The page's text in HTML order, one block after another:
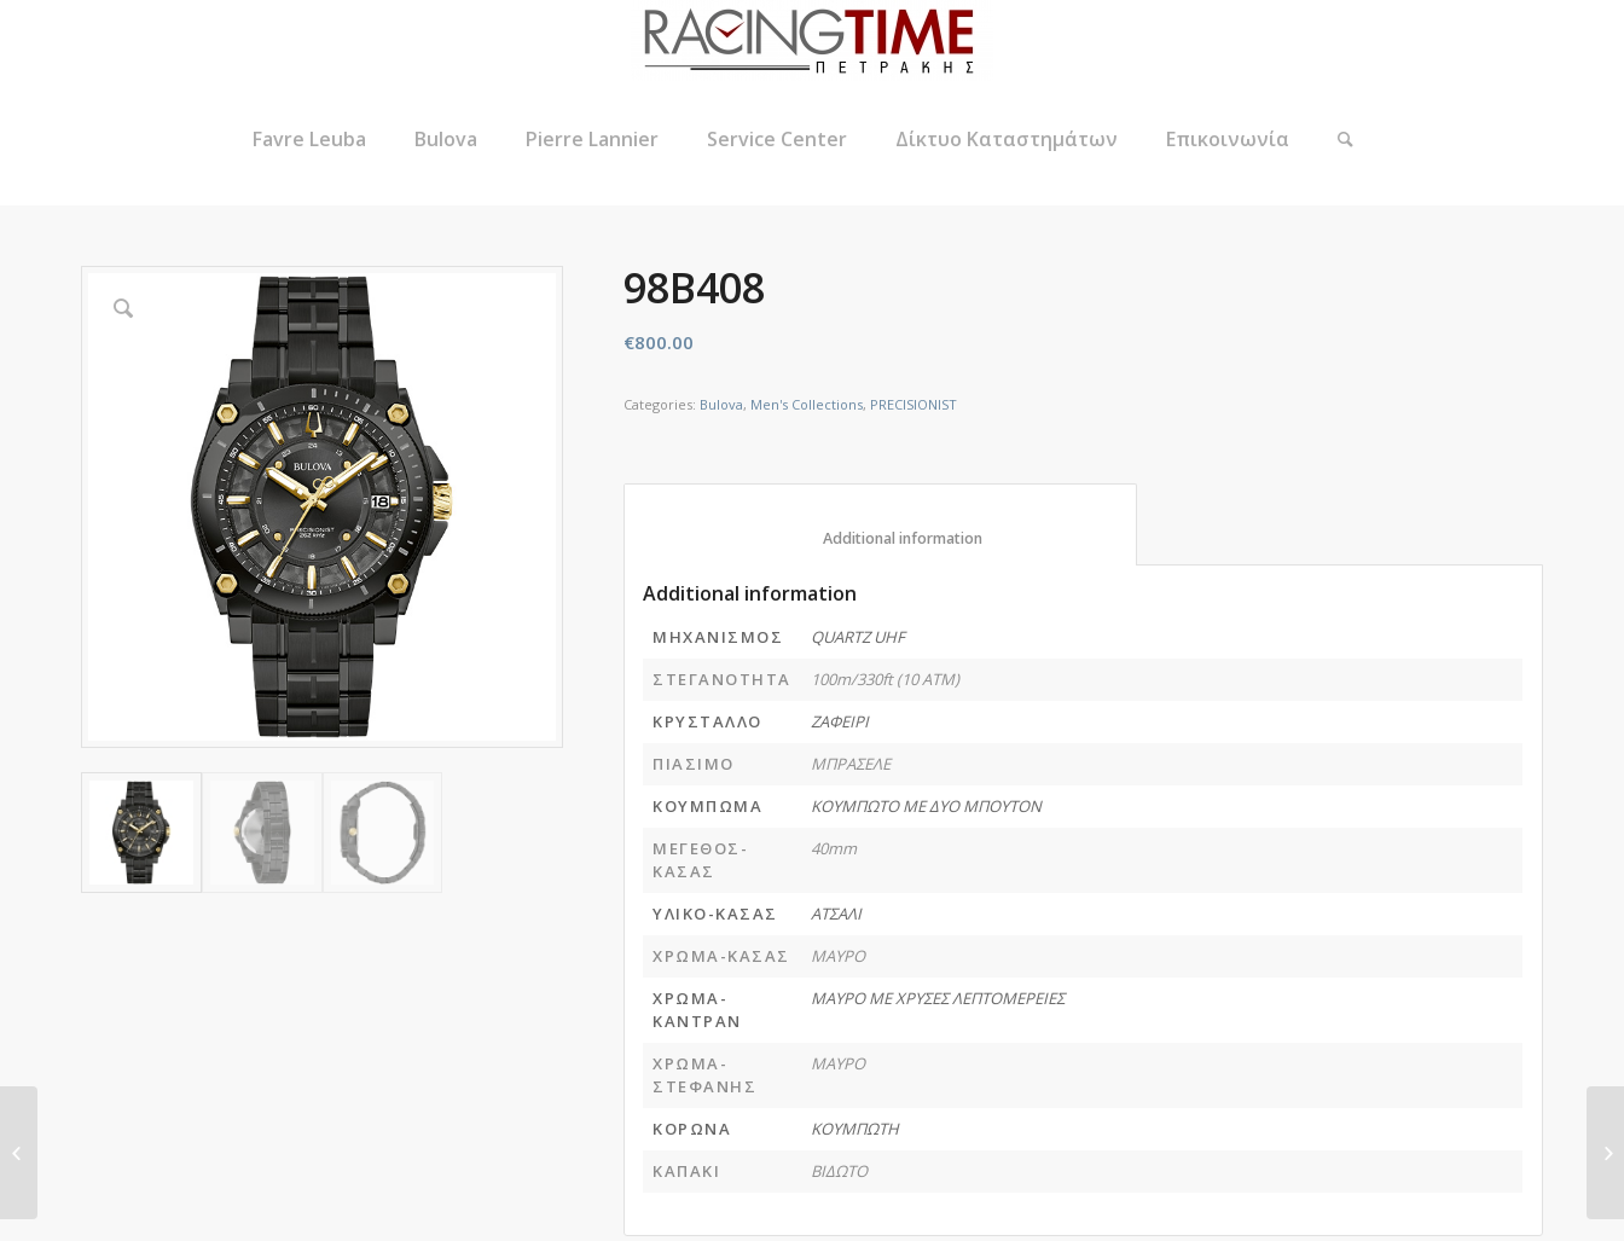
Favre Leuba Bulova Pierre Lannier Service Center Δίκτυο Καταστημάτων Επικοινωνία
98B408
€800.00
Categories: Bulova, Men's Collections, PRECISIONIST
Additional information
ΜΗΧΑΝΙΣΜΟΣ
QUARTZ UHF
ΣΤΕΓΑΝΟΤΗΤΑ
100m/330ft (10 ATM)
ΚΡΥΣΤΑΛΛΟ
ΖΑΦΕΙΡΙ
ΠΙΑΣΙΜΟ
ΜΠΡΑΣΕΛΕ
ΚΟΥΜΠΩΜΑ
ΚΟΥΜΠΩΤΟ ΜΕ ΔΥΟ ΜΠΟΥΤΟΝ
ΜΕΓΕΘΟΣ-
ΚΑΣΑΣ
40mm
ΥΛΙΚΟ-ΚΑΣΑΣ
ΑΤΣΑΛΙ
ΧΡΩΜΑ-ΚΑΣΑΣ
ΜΑΥΡΟ
ΧΡΩΜΑ-
ΚΑΝΤΡΑΝ
ΜΑΥΡΟ ΜΕ ΧΡΥΣΕΣ ΛΕΠΤΟΜΕΡΕΙΕΣ
ΧΡΩΜΑ-
ΣΤΕΦΑΝΗΣ
ΜΑΥΡΟ
ΚΟΡΩΝΑ
ΚΟΥΜΠΩΤΗ
ΚΑΠΑΚΙ
ΒΙΔΩΤΟ